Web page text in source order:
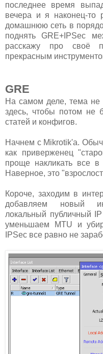
последнее время
вечера и я наконец-то
домашнюю сеть в
поднять GRE+IPSec
расскажу про своё
прекрасным
GRE
На самом деле, тема не
здесь, чтобы потом не
статей и конфигов.
Начнем с Mikrotik'a.
как приверженец
проще накликать все
Наверное, это
Короче, заходим в
добавляем новый
локальный публичный
уменьшаем MTU и
IPSec все равно не